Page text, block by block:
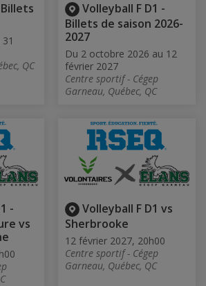
QC
Volleyball F D1 -
Billets de saison 2026-
2027
Du 2 octobre 2026 au 12
février 2027
Centre sportif - Cégep
Garneau, Québec, QC
-
vs
Volleyball F D1 vs
Sherbrooke
12 février 2027, 20h00
Centre sportif - Cégep
Garneau, Québec, QC